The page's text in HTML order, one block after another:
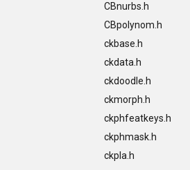
CBnurbs.h
CBpolynom.h
ckbase.h
ckdata.h
ckdoodle.h
ckmorph.h
ckphfeatkeys.h
ckphmask.h
ckpla.h